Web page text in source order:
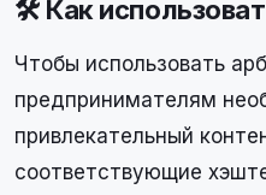
🛠 Как
Чтобы использовать
предпринимателям
привлекательный
соответствующие